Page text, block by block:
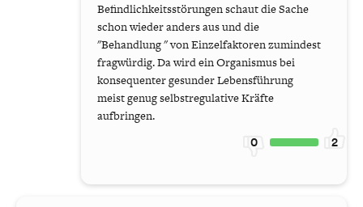
Befindlichkeitsstörungen schaut die Sache
schon wieder anders aus und die
"Behandlung " von Einzelfaktoren zumindest
fragwürdig. Da wird ein Organismus bei
konsequenter gesunder Lebensführung
meist genug selbstregulative Kräfte
aufbringen.
0 2